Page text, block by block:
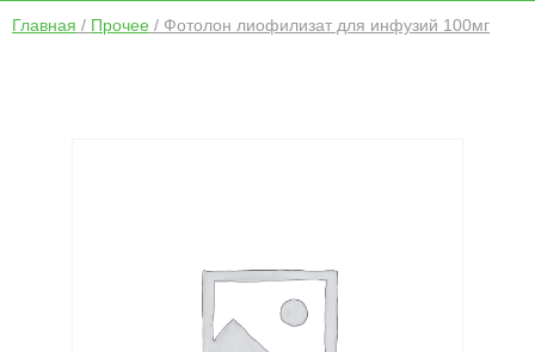
Главная / Прочее / Фотолон лиофилизат для инфузий 100мг